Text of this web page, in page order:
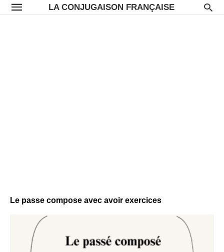
LA CONJUGAISON FRANÇAISE
Le passe compose avec avoir exercices